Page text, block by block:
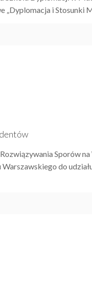
„Dyplomacja i Stosunki
Sporów
do